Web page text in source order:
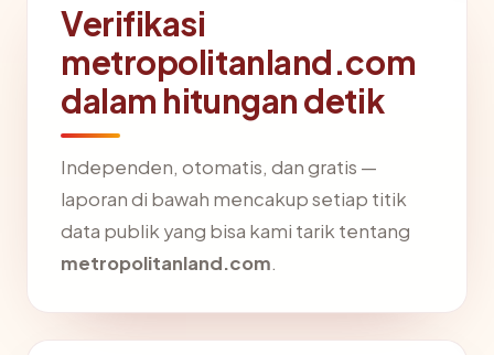
Verifikasi
metropolitanland.com
dalam hitungan detik
Independen, otomatis, dan gratis —
laporan di bawah mencakup setiap titik
data publik yang bisa kami tarik tentang
metropolitanland.com.